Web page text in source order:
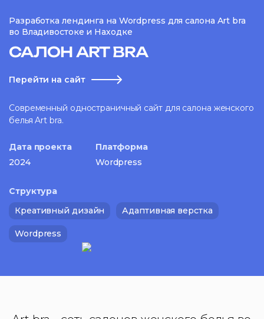
Разработка лендинга на Wordpress для салона Art bra
во Владивостоке и Находке
САЛОН ART BRA
Перейти на сайт
Современный одностраничный сайт для салона женского
белья Art bra.
Дата проекта
2024
Платформа
Wordpress
Структура
Креативный дизайн
Адаптивная верстка
Wordpress